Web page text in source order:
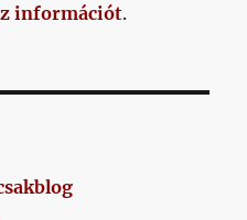
információt.